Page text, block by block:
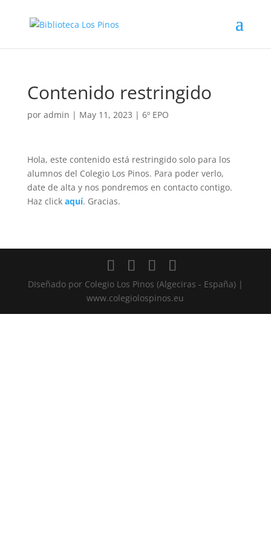
Contenido restringido
por admin | May 11, 2023 | 6º EPO
Hola, este contenido está restringido solo para los
alumnos del Colegio Los Pinos. Para poder verlo,
date de alta y nos pondremos en contacto contigo.
Haz click aquí. Gracias.
DIseñado por Colegio Los Pinos (Algeciras - España) |
www.colegiolospinos.eu